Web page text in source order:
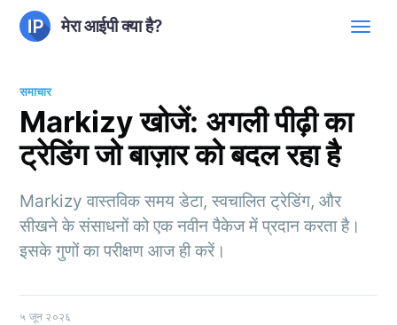
मेरा आईपी क्या है?
समाचार
Markizy खोजें: अगली पीढ़ी का
ट्रेडिंग जो बाज़ार को बदल रहा है
Markizy वास्तविक समय डेटा, स्वचालित ट्रेडिंग, और
सीखने के संसाधनों को एक नवीन पैकेज में प्रदान करता है।
इसके गुणों का परीक्षण आज ही करें।
५ जून २०२६